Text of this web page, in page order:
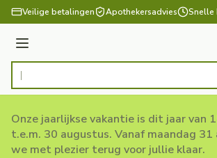
Ga naar de inhoud
Veilige betalingen Apothekersadvies Snelle
Menu
Product, merk, categorie...
Onze jaarlijkse vakantie is dit jaar van
t.e.m. 30 augustus. Vanaf maandag
we met plezier terug voor jullie klaar.